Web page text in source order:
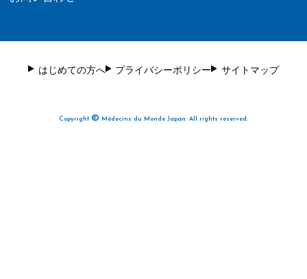
はじめての方へ プライバシーポリシー サイトマップ
Copyright © Médecins du Monde Japan. All rights reserved.